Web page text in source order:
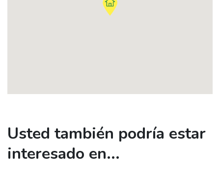
Usted también podría estar
interesado en...